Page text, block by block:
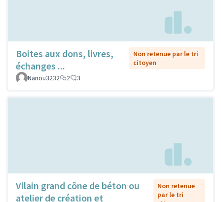
Boites aux dons, livres,
échanges ...
Non retenue par le tri
citoyen
Nanou3232
2 3
Vilain grand cône de béton ou
atelier de création et
Non retenue
par le tri